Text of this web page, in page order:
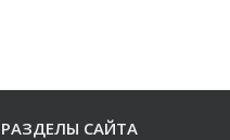
РАЗДЕЛЫ САЙТА